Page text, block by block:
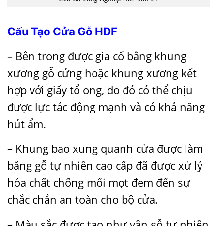
Cấu Tạo Cửa Gỗ HDF
– Bên trong được gia cố bằng khung
xương gỗ cứng hoặc khung xương kết
hợp với giấy tổ ong, do đó có thể chịu
được lực tác động mạnh và có khả năng
hút ẩm.
– Khung bao xung quanh cửa được làm
bằng gỗ tự nhiên cao cấp đã được xử lý
hóa chất chống mối mọt đem đến sự
chắc chắn an toàn cho bộ cửa.